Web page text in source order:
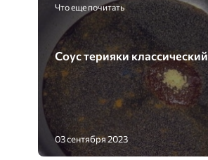
Что еще почитать
Соус терияки классический
03 сентября 2023